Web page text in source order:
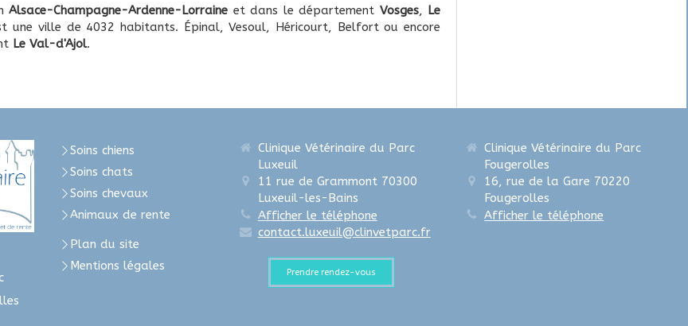
Alsace-Champagne-Ardenne-Lorraine et dans le département Vosges, Le
une ville de 4032 habitants. Épinal, Vesoul, Héricourt, Belfort ou encore
Le Val-d'Ajol.
Soins chiens
Soins chats
Soins chevaux
Animaux de rente
Plan du site
Mentions légales
Clinique Vétérinaire du Parc
Luxeuil
11 rue de Grammont 70300
Luxeuil-les-Bains
Afficher le téléphone
contact.luxeuil@clinvetparc.fr
Prendre rendez-vous
Clinique Vétérinaire du Parc
Fougerolles
16, rue de la Gare 70220
Fougerolles
Afficher le téléphone